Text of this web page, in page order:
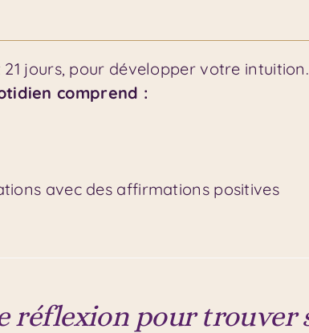
jours, pour développer votre
comprend :
avec des affirmations positives
réflexion pour trouver